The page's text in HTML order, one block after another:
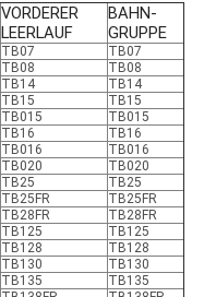
VORDERER
LEERLAUF
BAHN-
GRUPPE
TB07
TB07
TB08
TB08
TB14
TB14
TB15
TB15
TB015
TB015
TB16
TB16
TB016
TB016
TB020
TB020
TB25
TB25
TB25FR
TB25FR
TB28FR
TB28FR
TB125
TB125
TB128
TB128
TB130
TB130
TB135
TB135